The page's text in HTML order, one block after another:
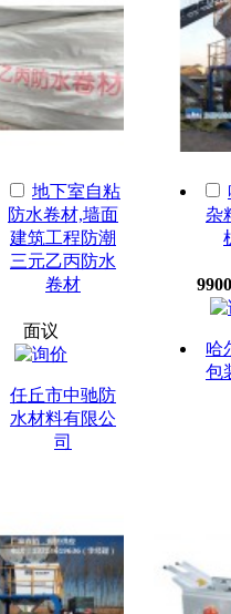
地下室自粘
防水卷材,墙面
建筑工程防潮
三元乙丙防水
卷材
面议
任丘市中驰防
水材料有限公
司
杂
哈
包